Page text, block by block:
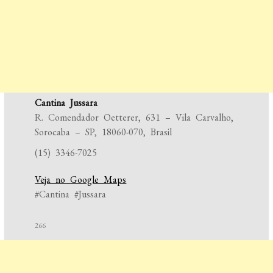
Cantina Jussara
R. Comendador Oetterer, 631 – Vila Carvalho,
Sorocaba – SP, 18060-070, Brasil
(15) 3346-7025
Veja no Google Maps
#Cantina #Jussara
266